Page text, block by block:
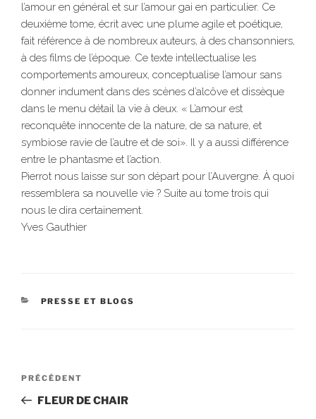
l’amour en général et sur l’amour gai en particulier. Ce
deuxième tome, écrit avec une plume agile et poétique,
fait référence à de nombreux auteurs, à des chansonniers,
à des films de l’époque. Ce texte intellectualise les
comportements amoureux, conceptualise l’amour sans
donner indument dans des scènes d’alcôve et dissèque
dans le menu détail la vie à deux. « L’amour est
reconquête innocente de la nature, de sa nature, et
symbiose ravie de l’autre et de soi». Il y a aussi différence
entre le phantasme et l’action.
Pierrot nous laisse sur son départ pour l’Auvergne. À quoi
ressemblera sa nouvelle vie ? Suite au tome trois qui
nous le dira certainement.
Yves Gauthier
CATÉGORIES
PRESSE ET BLOGS
Navigation
l’article
Article
précédent
PRÉCÉDENT
FLEUR DE CHAIR